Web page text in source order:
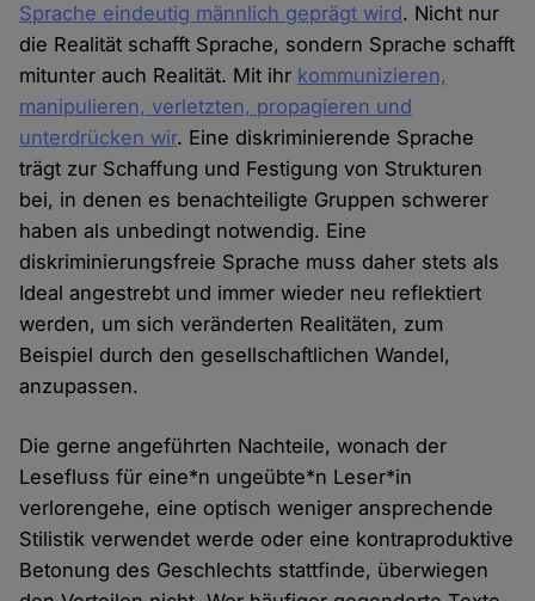
Sprache eindeutig männlich geprägt wird. Nicht nur
die Realität schafft Sprache, sondern Sprache schafft
mitunter auch Realität. Mit ihr kommunizieren,
manipulieren, verletzten, propagieren und
unterdrücken wir. Eine diskriminierende Sprache
trägt zur Schaffung und Festigung von Strukturen
bei, in denen es benachteiligte Gruppen schwerer
haben als unbedingt notwendig. Eine
diskriminierungsfreie Sprache muss daher stets als
Ideal angestrebt und immer wieder neu reflektiert
werden, um sich veränderten Realitäten, zum
Beispiel durch den gesellschaftlichen Wandel,
anzupassen.
Die gerne angeführten Nachteile, wonach der
Lesefluss für eine*n ungeübte*n Leser*in
verlorengehe, eine optisch weniger ansprechende
Stilistik verwendet werde oder eine kontraproduktive
Betonung des Geschlechts stattfinde, überwiegen